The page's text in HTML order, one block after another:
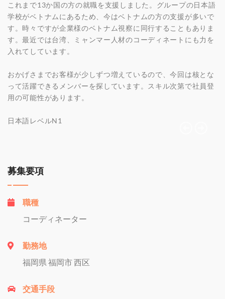
これまで13か国の方の就職を支援しました。グループの日本語
学校がベトナムにあるため、今はベトナムの方の支援が多いで
す。時々ですが企業様のベトナム視察に同行することもありま
す。最近では台湾、ミャンマー人材のコーディネートにも力を
入れてしています。
おかげさまでお客様が少しずつ増えているので、今回は核とな
って活躍できるメンバーを探しています。スキル次第で社員登
用の可能性があります。
日本語レベルN1
募集要項
職種
コーディネーター
勤務地
福岡県 福岡市 西区
交通手段